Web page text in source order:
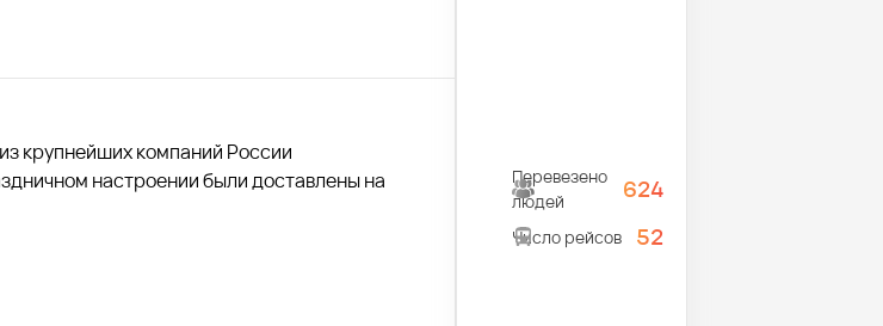
крупнейших компаний России
настроении были доставлены на
Перевезено
людей
624
Число рейсов 52